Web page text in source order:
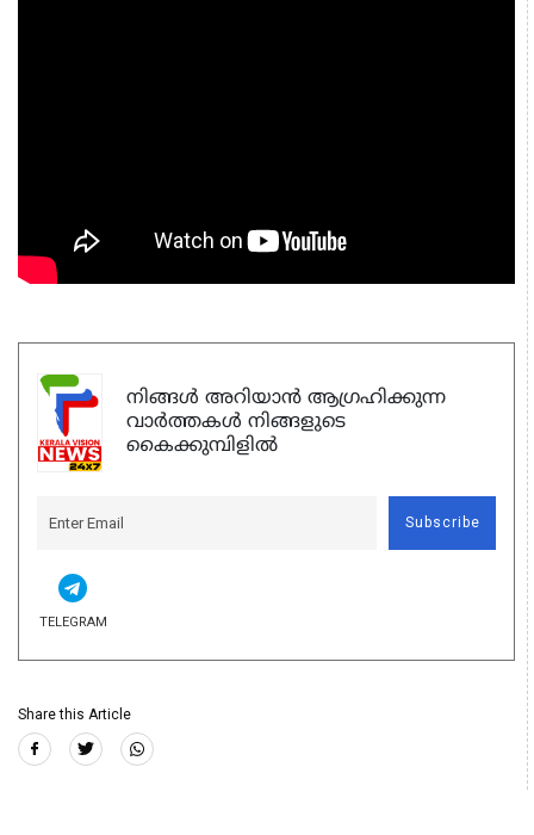
നിങ്ങൾ അറിയാൻ ആഗ്രഹിക്കുന്ന
വാർത്തകൾ നിങ്ങളുടെ
കൈക്കുമ്പിളിൽ
Subscribe
TELEGRAM
Share this Article